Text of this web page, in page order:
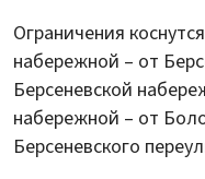
Ограничения
набережной – от
Берсеневской
набережной – от
Берсеневского